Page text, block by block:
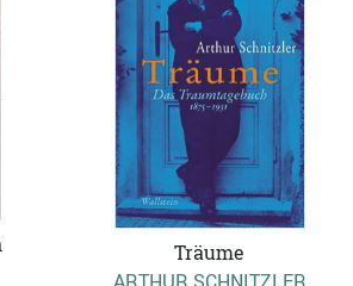
Träume